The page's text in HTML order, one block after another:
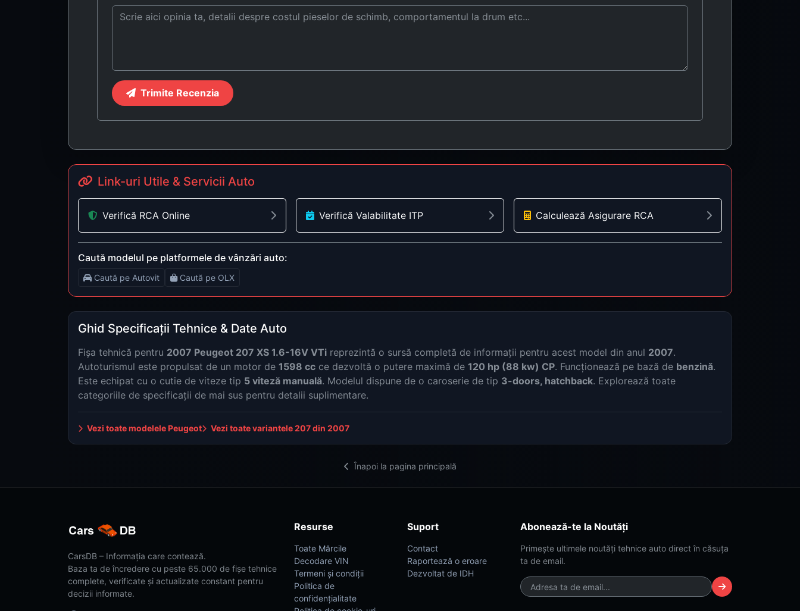
Trimite Recenzia
Link-uri Utile & Servicii Auto
Verifică RCA Online Verifică Valabilitate ITP Calculează Asigurare RCA
Caută modelul pe platformele de vânzări auto:
Caută pe Autovit Caută pe OLX
Ghid Specificații Tehnice & Date Auto
Fișa tehnică pentru 2007 Peugeot 207 XS 1.6-16V VTi reprezintă o sursă completă de informații pentru acest model din anul 2007.
Autoturismul este propulsat de un motor de 1598 cc ce dezvoltă o putere maximă de 120 hp (88 kw) CP. Funcționează pe bază de benzină.
Este echipat cu o cutie de viteze tip 5 viteză manuală. Modelul dispune de o caroserie de tip 3-doors, hatchback. Explorează toate
categoriile de specificații de mai sus pentru detalii suplimentare.
Vezi toate modelele Peugeot Vezi toate variantele 207 din 2007
Înapoi la pagina principală
CarsDB – Informația care contează.
Baza ta de încredere cu peste 65.000 de fișe tehnice
complete, verificate și actualizate constant pentru
decizii informate.
Resurse
Toate Mărcile
Decodare VIN
Termeni și condiții
Politica de
confidențialitate
Suport
Contact
Raportează o eroare
Dezvoltat de IDH
Abonează-te la Noutăți
Primește ultimele noutăți tehnice auto direct în căsuța
ta de email.